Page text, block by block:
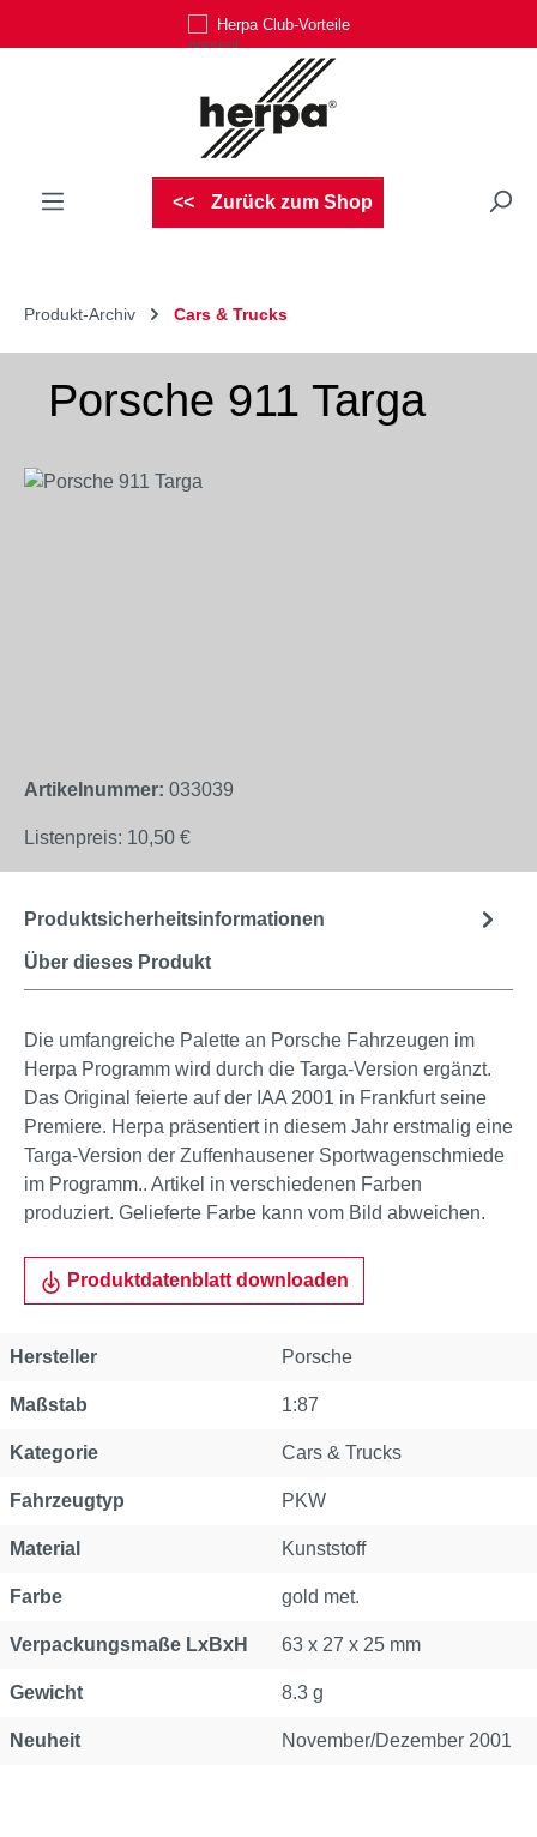
Zum Hauptinhalt springenHerpa Club-Vorteile
Zurück zum Shop
Produkt-Archiv Cars & Trucks
Porsche 911 Targa
Bildergalerie überspringen
Artikelnummer: 033039
Listenpreis: 10,50 €
Über dieses Produkt
Produktsicherheitsinformationen
Die umfangreiche Palette an Porsche Fahrzeugen im
Herpa Programm wird durch die Targa-Version ergänzt.
Das Original feierte auf der IAA 2001 in Frankfurt seine
Premiere. Herpa präsentiert in diesem Jahr erstmalig eine
Targa-Version der Zuffenhausener Sportwagenschmiede
im Programm.. Artikel in verschiedenen Farben
produziert. Gelieferte Farbe kann vom Bild abweichen.
Produktdatenblatt downloaden
Hersteller Porsche
Maßstab 1:87
Kategorie Cars & Trucks
Fahrzeugtyp PKW
Material Kunststoff
Farbe gold met.
Verpackungsmaße LxBxH 63 x 27 x 25 mm
Gewicht 8.3 g
Neuheit November/Dezember 2001